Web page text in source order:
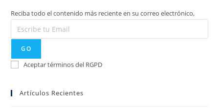
Reciba todo el contenido más reciente en su correo electrónico,
GO
Aceptar términos del RGPD
Artículos Recientes